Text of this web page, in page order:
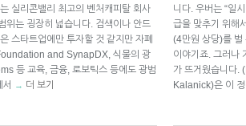
실리콘밸리 최고의 벤처캐피탈 회사
위는 굉장히 넓습니다. 검색이나 안드
스타트업에만 투자할 것 같지만 자폐
and SynapDX, 식물의 광
등 교육, 금융, 로보틱스 등에도 광범
→ 더 보기
니다. 우버는 “일
급을 맞추기 위해
(4만원 상당)를 벌
이야기죠. 그러나
가 뜨거웠습니다.
Kalanick)은 이